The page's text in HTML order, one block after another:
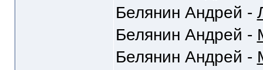
Белянин Андрей -
Белянин Андрей -
Белянин Андрей -